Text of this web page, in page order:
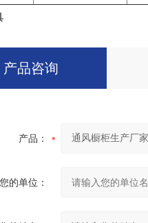
产品咨询
产品：
您的单位：